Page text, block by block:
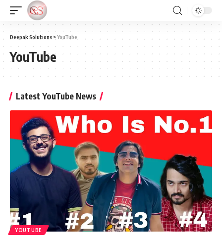
Deepak Solutions >YouTube
YouTube
Latest YouTube News
YOUTUBE